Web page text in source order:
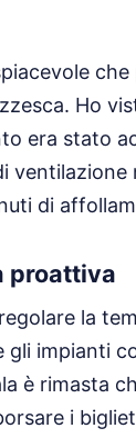
Ho
era stato
di
proattiva
la
gli impianti
è rimasta
i